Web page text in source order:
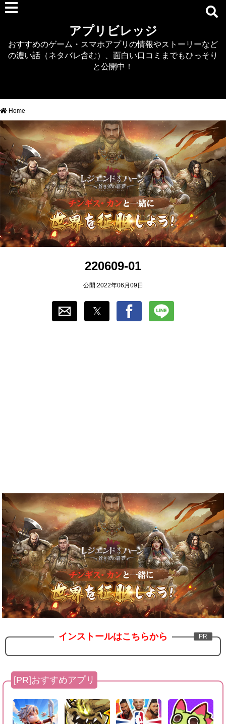
デタリキZ
アナザーエデン
RTS/MOBA
アクション
シミュレーション
牧場婚活
DEAD OR ALIVE XVV
パズル/クイズ
ノベル
おすすめ
アプリビレッジ
おすすめのゲーム・スマホアプリの情報やストーリーなど
の濃い話（ネタバレ含む）、面白い口コミまでもひっそり
と公開中！
Home
220609-01
公開:2022年06月09日
インストールはこちらから